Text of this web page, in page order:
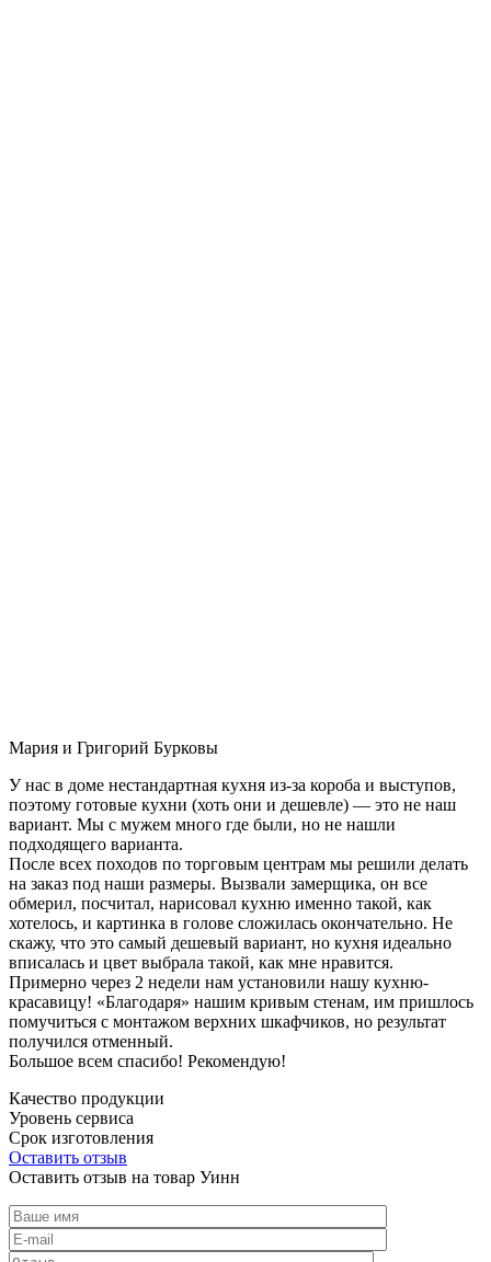
Мария и Григорий Бурковы
У нас в доме нестандартная кухня из-за короба и выступов,
поэтому готовые кухни (хоть они и дешевле) — это не наш
вариант. Мы с мужем много где были, но не нашли
подходящего варианта.
После всех походов по торговым центрам мы решили делать
на заказ под наши размеры. Вызвали замерщика, он все
обмерил, посчитал, нарисовал кухню именно такой, как
хотелось, и картинка в голове сложилась окончательно. Не
скажу, что это самый дешевый вариант, но кухня идеально
вписалась и цвет выбрала такой, как мне нравится.
Примерно через 2 недели нам установили нашу кухню-
красавицу! «Благодаря» нашим кривым стенам, им пришлось
помучиться с монтажом верхних шкафчиков, но результат
получился отменный.
Большое всем спасибо! Рекомендую!
Качество продукции
Уровень сервиса
Срок изготовления
Оставить отзыв
Оставить отзыв на товар Уинн